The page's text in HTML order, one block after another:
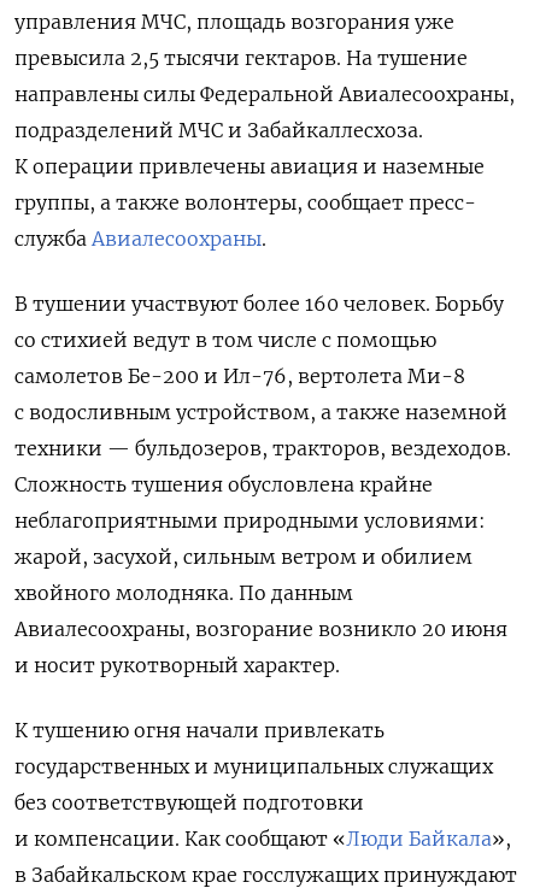
управления МЧС, площадь возгорания уже
превысила 2,5 тысячи гектаров. На тушение
направлены силы Федеральной Авиалесоохраны,
подразделений МЧС и Забайкаллесхоза.
К операции привлечены авиация и наземные
группы, а также волонтеры, сообщает пресс-
служба Авиалесоохраны.
В тушении участвуют более 160 человек. Борьбу
со стихией ведут в том числе с помощью
самолетов Бе-200 и Ил-76, вертолета Ми-8
с водосливным устройством, а также наземной
техники — бульдозеров, тракторов, вездеходов.
Сложность тушения обусловлена крайне
неблагоприятными природными условиями:
жарой, засухой, сильным ветром и обилием
хвойного молодняка. По данным
Авиалесоохраны, возгорание возникло 20 июня
и носит рукотворный характер.
К тушению огня начали привлекать
государственных и муниципальных служащих
без соответствующей подготовки
и компенсации. Как сообщают «Люди Байкала»,
в Забайкальском крае госслужащих принуждают